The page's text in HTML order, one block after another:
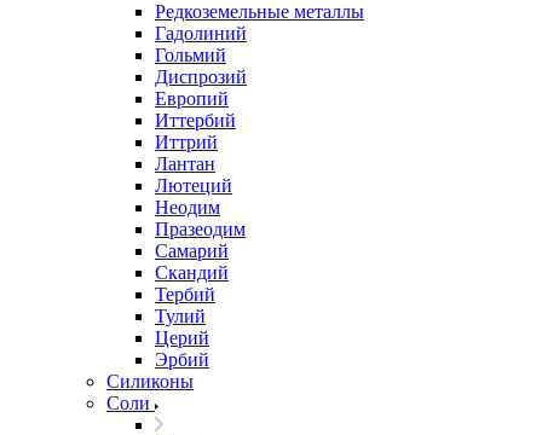
Редкоземельные металлы
Гадолиний
Гольмий
Диспрозий
Европий
Иттербий
Иттрий
Лантан
Лютеций
Неодим
Празеодим
Самарий
Скандий
Тербий
Тулий
Церий
Эрбий
Силиконы
Соли